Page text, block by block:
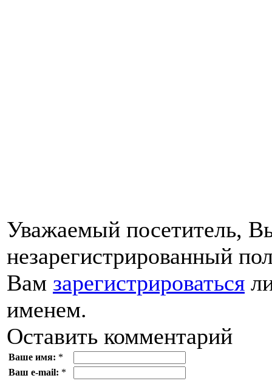
Уважаемый посетитель,
незарегистрированный
Вам зарегистрироваться
именем.
Оставить комментарий
Ваше имя: *
Ваш e-mail: *